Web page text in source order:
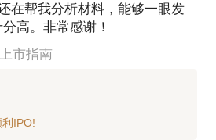
在帮我分析材料，能够一眼发
高。非常感谢！
市指南